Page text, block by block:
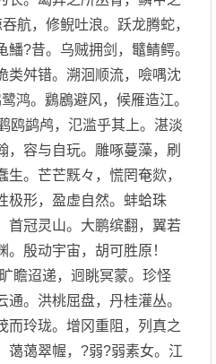
，修鲵吐浪。跃龙腾蛇，
?昔。乌贼拥剑，鼊鲭鳄。
类舛错。溯洄顺流，噞喁沈
鸿。鶢鶋避风，候雁造江。
鹢鸬，氾滥乎其上。湛淡
，容与自玩。雕啄蔓藻，刷
。芒芒黖々，慌罔奄欻，
极形，盈虚自然。蚌蛤珠
首冠灵山。大鹏缤翻，翼若
。殷动宇宙，胡可胜原！
瞻迢递，迥眺冥蒙。珍怪
。洪桃屈盘，丹桂灌丛。
而玲珑。增冈重阻，列真之
蔼蔼翠幄，?弱?弱素女。江